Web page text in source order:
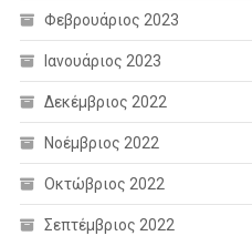
Φεβρουάριος 2023
Ιανουάριος 2023
Δεκέμβριος 2022
Νοέμβριος 2022
Οκτώβριος 2022
Σεπτέμβριος 2022